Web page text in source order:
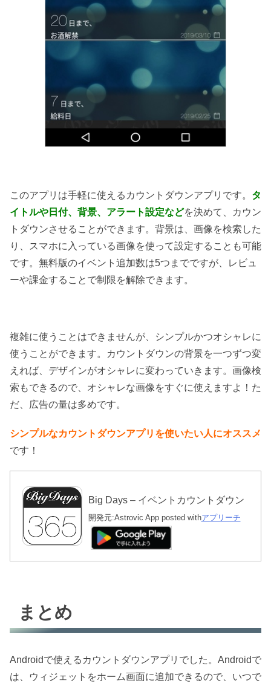
このアプリは手軽に使えるカウントダウンアプリです。 タ
イトルや日付、背景、アラート設定などを決めて、カウン
トダウンさせることができます。背景は、画像を検索した
り、スマホに入っている画像を使って設定することも可能
です。無料版のイベント追加数は5つまでですが、レビュ
ーや課金することで制限を解除できます。
複雑に使うことはできませんが、シンプルかつオシャレに
使うことができます。カウントダウンの背景を一つずつ変
えれば、デザインがオシャレに変わっていきます。画像検
索もできるので、オシャレな画像をすぐに使えますよ！た
だ、広告の量は多めです。
シンプルなカウントダウンアプリを使いたい人にオススメ
です！
Big Days – イベントカウントダウン
開発元:Astrovic App posted withアプリーチ
まとめ
Androidで使えるカウントダウンアプリでした。Androidで
は、ウィジェットをホーム画面に追加できるので、いつで